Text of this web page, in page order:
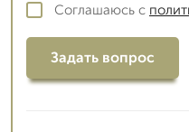
Соглашаюсь с
Задать вопрос